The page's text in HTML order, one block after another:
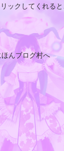
ックしてくれると